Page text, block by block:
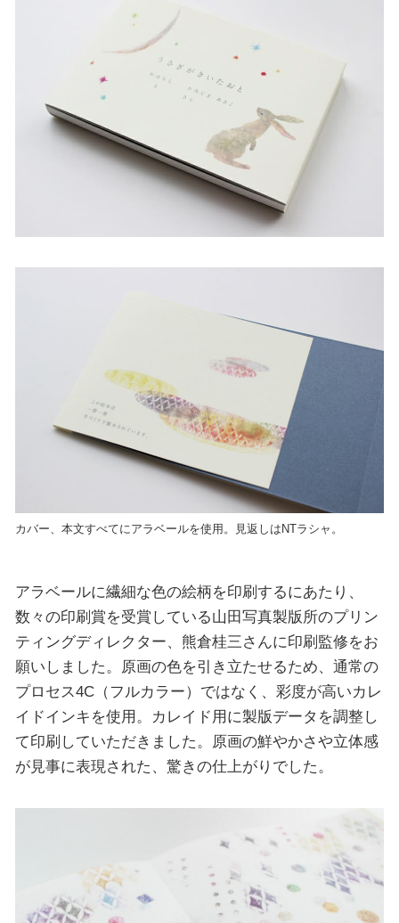
カバー、本文すべてにアラベールを使用。見返しはNTラシャ。
アラベールに繊細な色の絵柄を印刷するにあたり、
数々の印刷賞を受賞している山田写真製版所のプリン
ティングディレクター、熊倉桂三さんに印刷監修をお
願いしました。原画の色を引き立たせるため、通常の
プロセス4C（フルカラー）ではなく、彩度が高いカレ
イドインキを使用。カレイド用に製版データを調整し
て印刷していただきました。原画の鮮やかさや立体感
が見事に表現された、驚きの仕上がりでした。